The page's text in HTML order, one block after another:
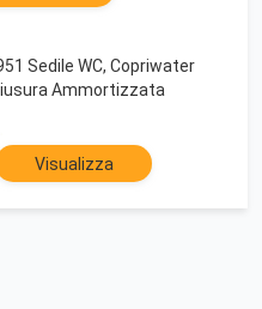
Sedile WC, Copriwater
Ammortizzata
Visualizza